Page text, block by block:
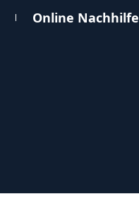
Online Nachhilfe